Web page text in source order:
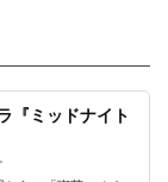
『ミッドナイト